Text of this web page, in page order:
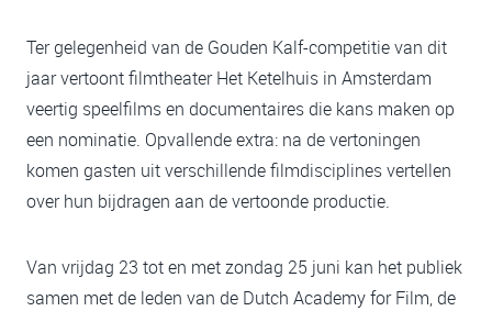
Ter gelegenheid van de Gouden Kalf-competitie van dit
jaar vertoont filmtheater Het Ketelhuis in Amsterdam
veertig speelfilms en documentaires die kans maken op
een nominatie. Opvallende extra: na de vertoningen
komen gasten uit verschillende filmdisciplines vertellen
over hun bijdragen aan de vertoonde productie.
Van vrijdag 23 tot en met zondag 25 juni kan het publiek
samen met de leden van de Dutch Academy for Film, de